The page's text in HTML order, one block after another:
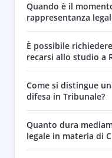
Quando è il
rappresentanza
È possibile
recarsi allo studio a
Come si distingue
difesa in Tribunale?
Quanto dura
legale in materia di